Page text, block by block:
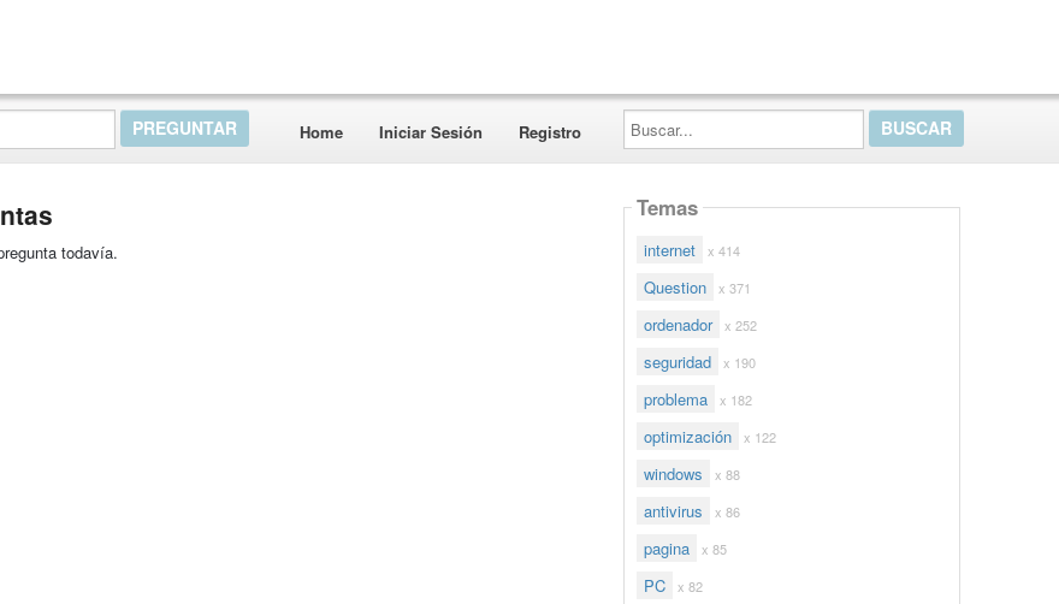
Home Iniciar Sesión Registro
Buscar...
todavía.
Temas
internet x 414
Question x 371
ordenador x 252
seguridad x 190
problema x 182
optimización x 122
windows x 88
antivirus x 86
pagina x 85
PC x 82